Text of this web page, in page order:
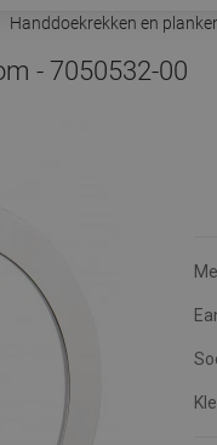
Handdoekrekken en
- 7050532-00